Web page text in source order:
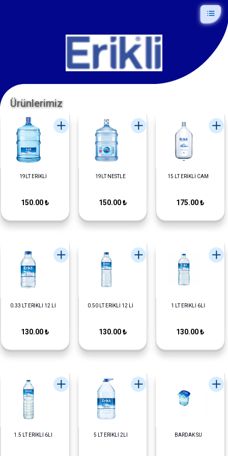
Ürünlerimiz
19LT ERİKLİ
150.00 ₺
19LT NESTLE
150.00 ₺
15 LT ERİKLİ CAM
175.00 ₺
0.33 LT ERİKLİ 12 Lİ
130.00 ₺
0.50 LT ERİKLİ 12 Lİ
130.00 ₺
1 LT ERİKLİ 6LI
130.00 ₺
1.5 LT ERİKLİ 6LI 5 LT ERİKLİ 2Lİ BARDAK SU